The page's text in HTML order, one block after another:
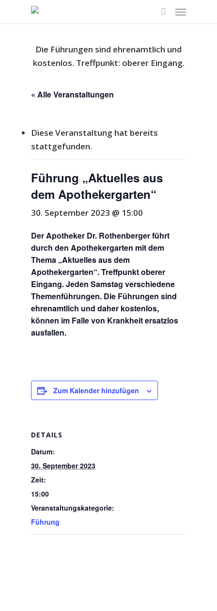
Die Führungen sind ehrenamtlich und
kostenlos. Treffpunkt: oberer Eingang.
« Alle Veranstaltungen
Diese Veranstaltung hat bereits
stattgefunden.
Führung „Aktuelles aus
dem Apothekergarten“
30. September 2023 @ 15:00
Der Apotheker Dr. Rothenberger führt
durch den Apothekergarten mit dem
Thema „Aktuelles aus dem
Apothekergarten“. Treffpunkt oberer
Eingang. Jeden Samstag verschiedene
Themenführungen. Die Führungen sind
ehrenamtlich und daher kostenlos,
können im Falle von Krankheit ersatzlos
ausfallen.
Zum Kalender hinzufügen
DETAILS
Datum:
30. September 2023
Zeit:
15:00
Veranstaltungskategorie:
Führung